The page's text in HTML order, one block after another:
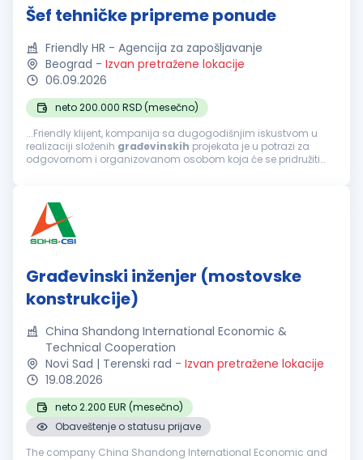
Šef tehničke pripreme ponude
Friendly HR - Agencija za zapošljavanje
Beograd - Izvan pretražene lokacije
06.09.2026
neto 200.000 RSD (mesečno)
...Friendly klijent, kompanija sa dugogodišnjim iskustvom u
realizaciji složenih građevinskih projekata je u potrazi za
odgovornom i organizovanom osobom koja će se pridružiti
Građevinski inženjer (mostovske
konstrukcije)
China Shandong International Economic &
Technical Cooperation
Novi Sad | Terenski rad - Izvan pretražene lokacije
19.08.2026
neto 2.200 EUR (mesečno)
Obaveštenje o statusu prijave
The company China Shandong International Economic and